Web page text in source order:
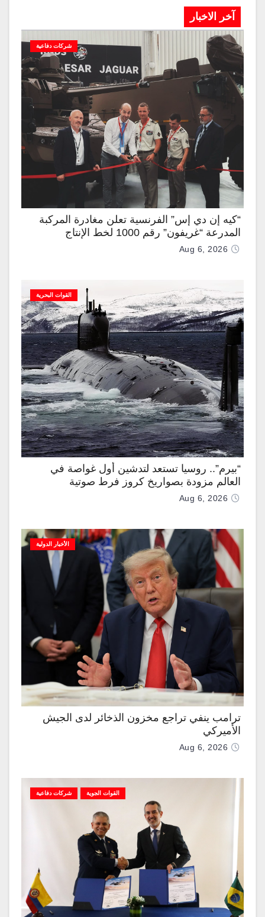
آخر الاخبار
شركات دفاعية
“كيه إن دي إس” الفرنسية تعلن مغادرة المركبة
المدرعة “غريفون” رقم 1000 لخط الإنتاج
Aug 6, 2026
القوات البحرية
“بيرم”.. روسيا تستعد لتدشين أول غواصة في
العالم مزودة بصواريخ كروز فرط صوتية
Aug 6, 2026
الأخبار الدولية
ترامب ينفي تراجع مخزون الذخائر لدى الجيش
الأميركي
Aug 6, 2026
القوات الجوية شركات دفاعية